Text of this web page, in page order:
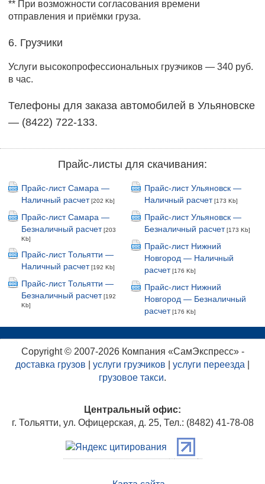
** При возможности согласования времени
отправления и приёмки груза.
6. Грузчики
Услуги высокопрофессиональных грузчиков — 340 руб.
в час.
Телефоны для заказа автомобилей в Ульяновске
— (8422) 722-133.
Прайс-листы для скачивания:
Прайс-лист Самара —
Наличный расчет[202 Kb]
Прайс-лист Самара —
Безналичный расчет[203
Kb]
Прайс-лист Тольятти —
Наличный расчет[192 Kb]
Прайс-лист Тольятти —
Безналичный расчет[192
Kb]
Прайс-лист Ульяновск —
Наличный расчет[173 Kb]
Прайс-лист Ульяновск —
Безналичный расчет[173 Kb]
Прайс-лист Нижний
Новгород — Наличный
расчет[176 Kb]
Прайс-лист Нижний
Новгород — Безналичный
расчет[176 Kb]
Copyright © 2007-2026 Компания «СамЭкспресс» -
доставка грузов
услуги грузчиков услуги переезда
грузовое такси.
Центральный офис:
г. Тольятти, ул. Офицерская, д. 25, Тел.: (8482) 41-78-08